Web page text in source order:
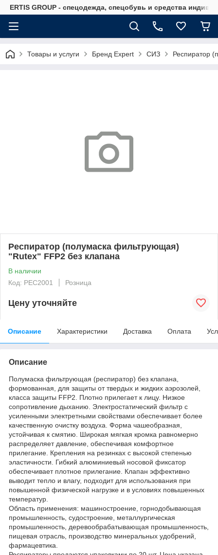
ERTIS GROUP - спецодежда, спецобувь и средства
Товары и услуги Бренд Expert СИЗ Респиратор
Респиратор (полумаска фильтрующая)
"Rutex" FFP2 без клапана
В наличии
Код: РЕС2001
Розница
Цену уточняйте
Описание Характеристики Доставка Оплата
Описание
Полумаска фильтрующая (респиратор) без клапана,
формованная, для защиты от твердых и жидких аэрозолей,
класса защиты FFP2. Плотно прилегает к лицу. Низкое
сопротивление дыханию. Электростатический фильтр с
усиленными электретными свойствами обеспечивает более
качественную очистку воздуха. Форма чашеобразная,
устойчивая к смятию. Широкая мягкая кромка равномерно
распределяет давление, обеспечивая комфортное
прилегание. Крепления на резинках с высокой степенью
эластичности. Гибкий алюминиевый носовой фиксатор
обеспечивает плотное прилегание. Клапан эффективно
выводит тепло и влагу, подходит для использования при
повышенной физической нагрузке и в условиях повышенных
температур.
Область применения: машиностроение, горнодобывающая
промышленность, судостроение, металлургическая
промышленность, деревообрабатывающая промышленность,
пищевая отрасль, производство минеральных удобрений,
фармацевтика.